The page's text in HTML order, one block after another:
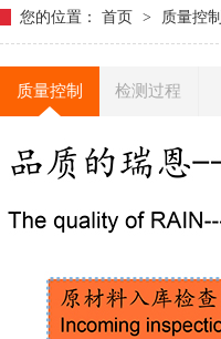
热门关键词： 赶牛器 农牧设备
您的位置： 首页 > 质量控制
质量控制 检测过程